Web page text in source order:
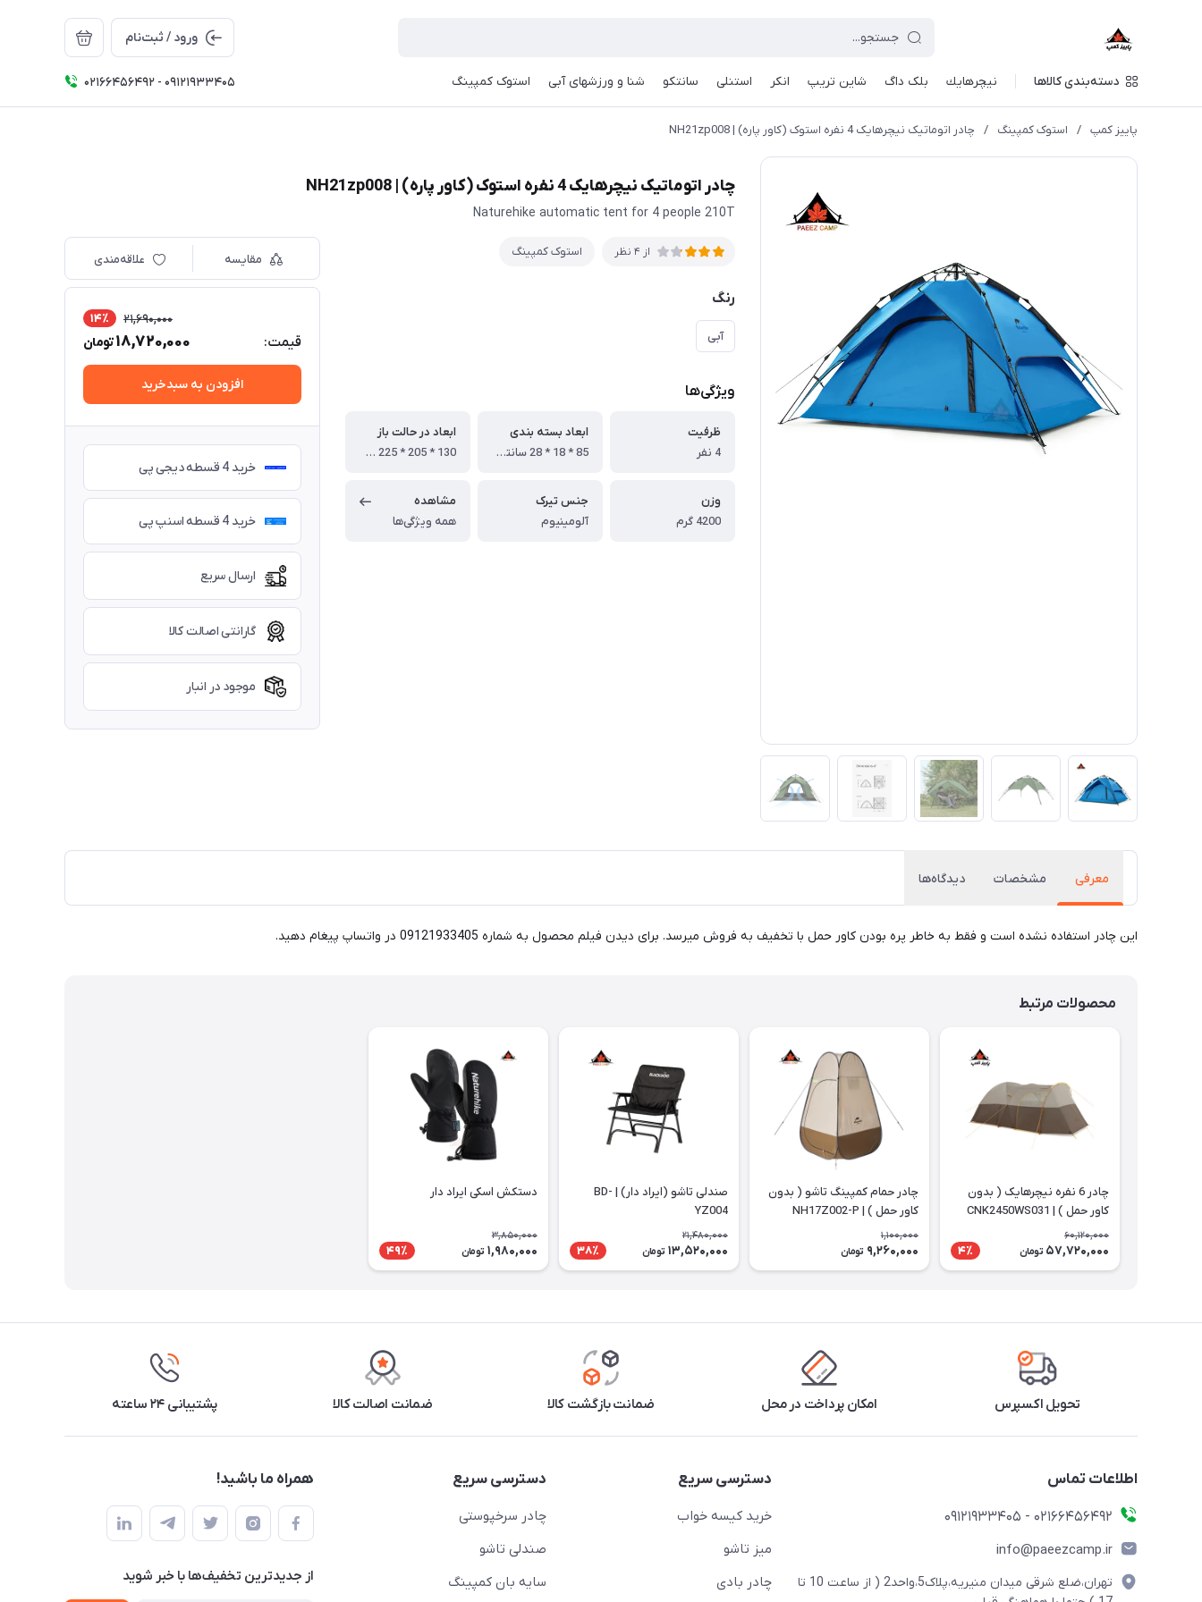
ورود / ثبت‌نام
دسته‌بندی کالاها نيچرهايك بلک داگ شاین تریپ انکر استنلی سانتکو شنا و ورزشهای آبی استوک کمپینگ 02166456492 - 09121933405
پاییز کمپ / استوک کمپینگ / چادر اتوماتیک نیچرهایک 4 نفره استوک (کاور پاره) | NH21zp008
چادر اتوماتیک نیچرهایک 4 نفره استوک (کاور پاره) | NH21zp008
Naturehike automatic tent for 4 people 210T
از 4 نظر استوک کمپینگ
رنگ
آبی
ویژگی‌ها
ظرفیت
4 نفر
ابعاد بسته بندی
85 * 18 * 28 سانتی متر
ابعاد در حالت باز
130 * 205 * 225 سانتی متر
وزن
4200 گرم
جنس تیرک
آلومینیوم
مشاهده
همه ویژگی‌ها
مقایسه علاقه‌مندی
قیمت:
21,690,000 14٪
18,720,000تومان
افزودن به سبدخرید
خرید 4 قسطه دیجی پی
خرید 4 قسطه اسنپ پی
ارسال سریع
گارانتی اصالت کالا
موجود در انبار
معرفی مشخصات دیدگاه‌ها
این چادر استفاده نشده است و فقط به خاطر پره بودن کاور حمل با تخفیف به فروش میرسد. برای دیدن فیلم محصول به شماره 09121933405 در واتساپ پیغام دهید.
محصولات مرتبط
چادر 6 نفره نیچرهایک ( بدون
کاور حمل ) | CNK2450WS031
60,120,000
57,720,000 تومان 4٪
چادر حمام کمپینگ تاشو ( بدون
کاور حمل ) | NH17Z002-P
1,100,000
9,260,000 تومان
صندلی تاشو (ایراد دار) | BD-
YZ004
21,480,000
13,520,000 تومان 38٪
دستکش اسکی ایراد دار
3,850,000
1,980,000 تومان 49٪
تحویل اکسپرس امکان پرداخت در محل ضمانت بازگشت کالا ضمانت اصالت کالا پشتیبانی ۲۴ ساعته
اطلاعات تماس
02166456492 - 09121933405
info@paeezcamp.ir
تهران،ضلع شرقی میدان منیریه،پلاک5،واحد2 ( از ساعت 10 تا
دسترسی سریع
خرید کیسه خواب
میز تاشو
چادر بادی
دسترسی سریع
چادر سرخپوستی
صندلی تاشو
سایه بان کمپینگ
همراه ما باشید!
از جدید‌ترین تخفیف‌ها با‌ خبر شوید